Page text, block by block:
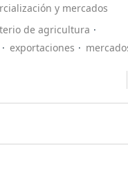
y mercados
de agricultura
exportaciones